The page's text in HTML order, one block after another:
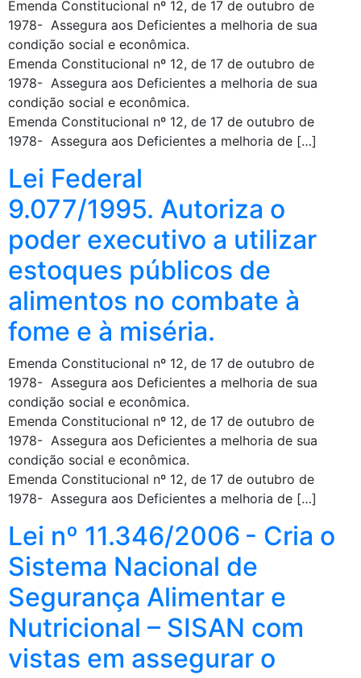
Emenda Constitucional nº 12, de 17 de outubro de
1978- Assegura aos Deficientes a melhoria de sua
condição social e econômica.
Emenda Constitucional nº 12, de 17 de outubro de
1978- Assegura aos Deficientes a melhoria de sua
condição social e econômica.
Emenda Constitucional nº 12, de 17 de outubro de
1978- Assegura aos Deficientes a melhoria de […]
Lei Federal
9.077/1995. Autoriza o
poder executivo a utilizar
estoques públicos de
alimentos no combate à
fome e à miséria.
Emenda Constitucional nº 12, de 17 de outubro de
1978- Assegura aos Deficientes a melhoria de sua
condição social e econômica.
Emenda Constitucional nº 12, de 17 de outubro de
1978- Assegura aos Deficientes a melhoria de sua
condição social e econômica.
Emenda Constitucional nº 12, de 17 de outubro de
1978- Assegura aos Deficientes a melhoria de […]
Lei nº 11.346/2006 - Cria o
Sistema Nacional de
Segurança Alimentar e
Nutricional – SISAN com
vistas em assegurar o